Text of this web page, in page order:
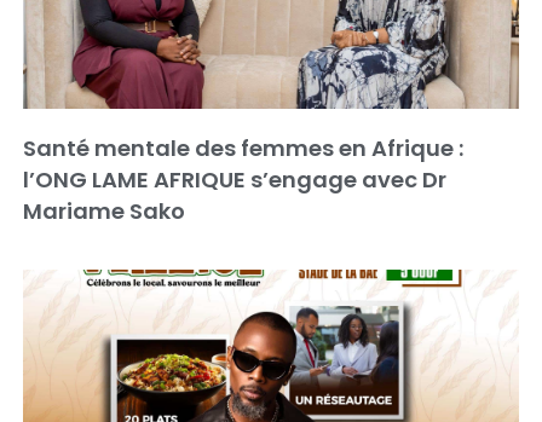
Santé mentale des femmes en Afrique :
l’ONG LAME AFRIQUE s’engage avec Dr
Mariame Sako